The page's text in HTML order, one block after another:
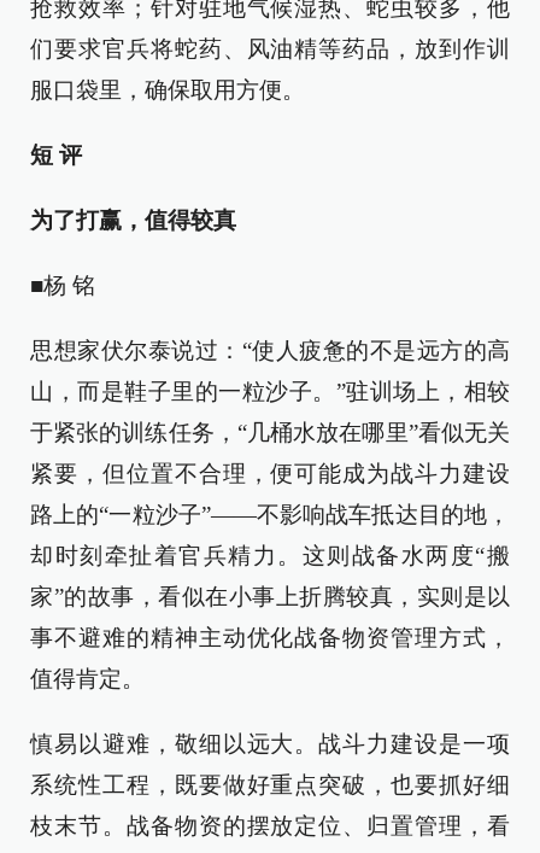
抢救效率；针对驻地气候湿热、蛇虫较多，他
们要求官兵将蛇药、风油精等药品，放到作训
服口袋里，确保取用方便。
短 评
为了打赢，值得较真
■杨 铭
思想家伏尔泰说过：“使人疲惫的不是远方的高
山，而是鞋子里的一粒沙子。”驻训场上，相较
于紧张的训练任务，“几桶水放在哪里”看似无关
紧要，但位置不合理，便可能成为战斗力建设
路上的“一粒沙子”——不影响战车抵达目的地，
却时刻牵扯着官兵精力。这则战备水两度“搬
家”的故事，看似在小事上折腾较真，实则是以
事不避难的精神主动优化战备物资管理方式，
值得肯定。
慎易以避难，敬细以远大。战斗力建设是一项
系统性工程，既要做好重点突破，也要抓好细
枝末节。战备物资的摆放定位、归置管理，看